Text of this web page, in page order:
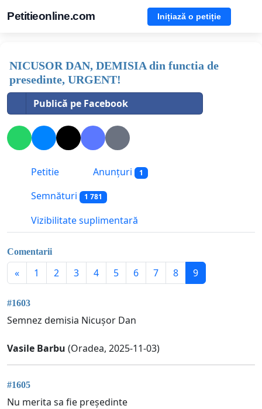
Petitieonline.com Inițiază o petiție
NICUSOR DAN, DEMISIA din functia de
presedinte, URGENT!
Publică pe Facebook
Petitie Anunțuri 1
Semnături 1 781
Vizibilitate suplimentară
Comentarii
« 1 2 3 4 5 6 7 8 9
#1603
Semnez demisia Nicușor Dan
Vasile Barbu (Oradea, 2025-11-03)
#1605
Nu merita sa fie președinte